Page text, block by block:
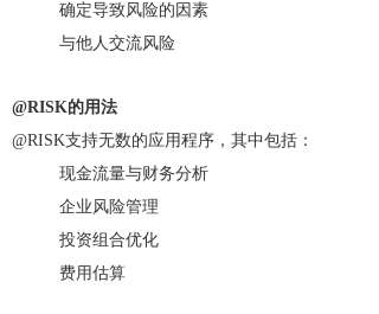
确定导致风险的因素
与他人交流风险
@RISK的用法
@RISK支持无数的应用程序，其中包括：
现金流量与财务分析
企业风险管理
投资组合优化
费用估算